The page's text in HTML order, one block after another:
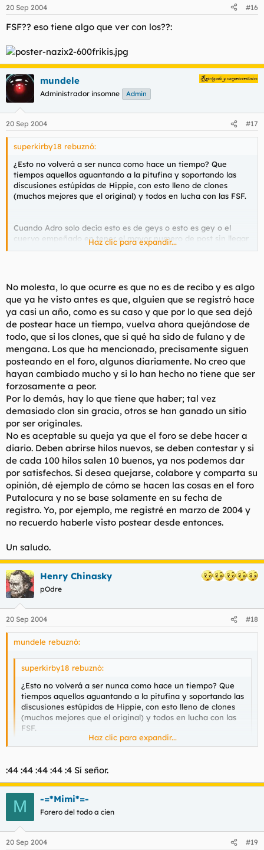
20 Sep 2004 #16
FSF?? eso tiene algo que ver con los??:
mundele
Administrador insomne Admin
20 Sep 2004 #17
superkirby18 rebuznó:
¿Esto no volverá a ser nunca como hace un tiempo? Que
tiempos aquellos aguantando a la pitufina y soportando las
discusiones estúpidas de Hippie, con esto lleno de clones
(muchos mejores que el original) y todos en lucha con las FSF.
Cuando Adro solo decía esto es de geys o esto es gey o el
cuervo empeñado en tener el mayor numero de post sin llegar
nunca a decir nada. ¿Donde a quedado Gizmo y sus mil
Bueno yo seguiré intentándolo leeré hasta que haya algo
interesante en lo que participar algo sobre lo que opinar en
lugar de cagarse.
Un saludo a todos y que os follen a los que os moleste el hilo
Haz clic para expandir...
No molesta, lo que ocurre es que no es de recibo y es algo
que ya he visto antes es que, alguien que se registró hace
ya casi un año, como es su caso y que por lo que sea dejó
de postear hace un tiempo, vuelva ahora quejándose de
todo, que si los clones, que si qué ha sido de fulano y de
mengana. Los que ha mencionado, precisamente siguen
posteando en el foro, algunos diariamente. No creo que
hayan cambiado mucho y si lo han hecho no tiene que ser
forzosamente a peor.
Por lo demás, hay lo que tiene que haber; tal vez
demasiado clon sin gracia, otros se han ganado un sitio
por ser originales.
No es aceptable su queja ya que el foro se debe hacer a
diario. Deben abrirse hilos nuevos, se deben contestar y si
de cada 100 hilos salen 10 buenos, ya nos podemos dar
por satisfechos. Si desea quejarse, colabore y comparta su
opinión, dé ejemplo de cómo se hacen las cosas en el foro
Putalocura y no se base solamente en su fecha de
registro. Yo, por ejemplo, me registré en marzo de 2004 y
no recuerdo haberle visto postear desde entonces.
Un saludo.
Henry Chinasky
pOdre
20 Sep 2004 #18
mundele rebuznó:
superkirby18 rebuznó:
¿Esto no volverá a ser nunca como hace un tiempo? Que
tiempos aquellos aguantando a la pitufina y soportando las
discusiones estúpidas de Hippie, con esto lleno de clones
(muchos mejores que el original) y todos en lucha con las
FSF.
cuervo empeñado en tener el mayor numero de post sin
llegar nunca a decir nada. ¿Donde a quedado Gizmo y sus
mil avatares?, ¿Alekos, Nano, Snow...? Y tantos otros,
cuanto bueno perdido.
Bueno yo seguiré intentándolo leeré hasta que haya algo
interesante en lo que participar algo sobre lo que opinar en
lugar de cagarse.
No molesta, lo que ocurre es que no es de recibo y es algo que
ya he visto antes es que, alguien que se registró hace ya casi
un año, como es su caso y que por lo que sea dejó de postear
hace un tiempo, vuelva ahora quejándose de todo, que si los
clones, que si qué ha sido de fulano y de mengana. Los que ha
Haz clic para expandir...
:44 :44 :44 :44 :4 Sí señor.
M -=*Mimi*=-
Forero del todo a cien
20 Sep 2004 #19